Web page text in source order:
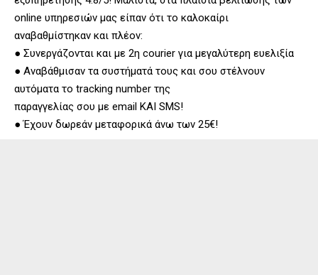
online υπηρεσιών μας είπαν ότι το καλοκαίρι
αναβαθμίστηκαν και πλέον:
● Συνεργάζονται και με 2η courier για μεγαλύτερη ευελιξία
● Αναβάθμισαν τα συστήματά τους και σου στέλνουν
αυτόματα το tracking number της
παραγγελίας σου με email ΚΑΙ SMS!
● Έχουν δωρεάν μεταφορικά άνω των 25€!